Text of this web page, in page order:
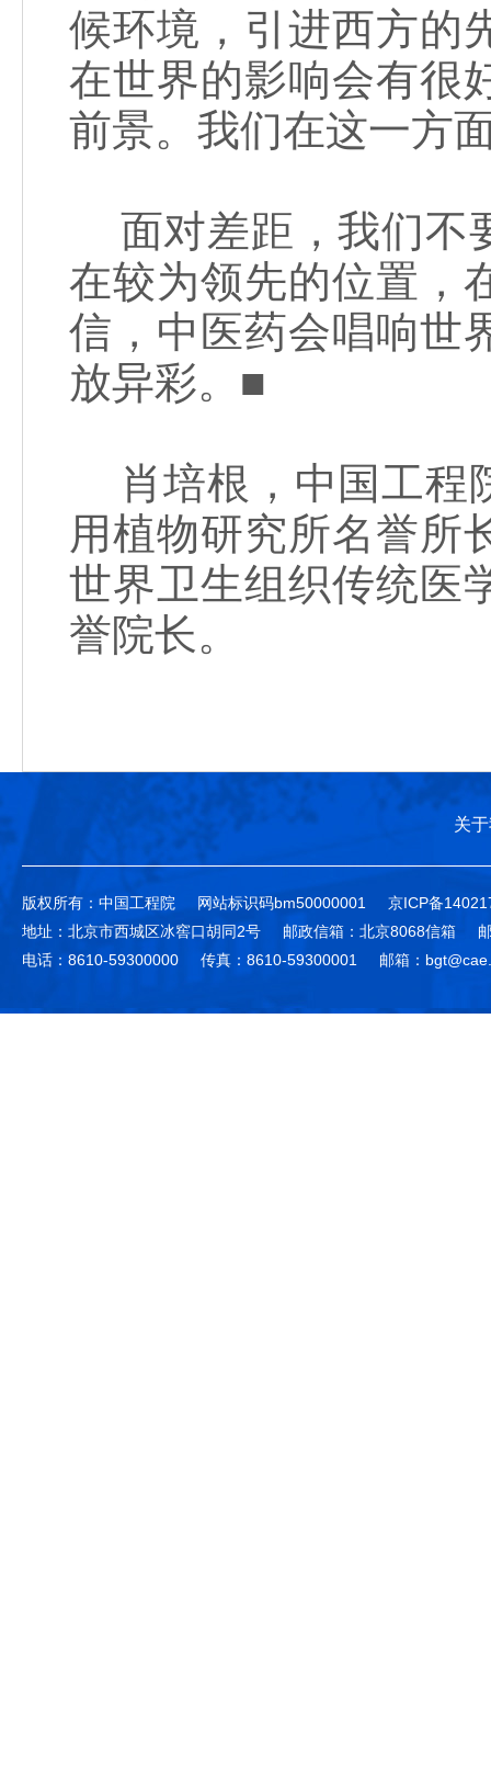
候环境，引进西方的
在世界的影响会有很
前景。我们在这一方
面对差距，我们不
在较为领先的位置，
信，中医药会唱响世
放异彩。■
肖培根，中国工程
用植物研究所名誉所
世界卫生组织传统医
誉院长。
关
版权所有：中国工程院 网站标识码bm50000001
京ICP备
地址：北京市西城区冰窖口胡同2号
邮政信箱：北京8068信箱
电话：8610-59300000
传真：8610-59300001 邮箱：